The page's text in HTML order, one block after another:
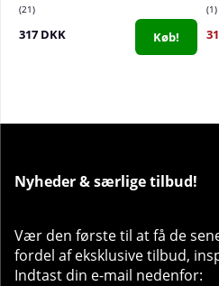
21
317 DKK Køb!
1
Nyheder & særlige tilbud!
Vær den første til at få de
fordel af eksklusive tilbud,
Indtast din e-mail nedenfor: